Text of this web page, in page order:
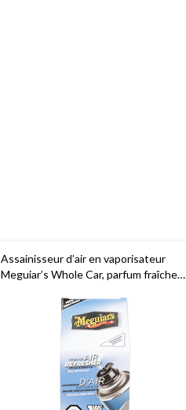
Assainisseur d’air en vaporisateur
Meguiar’s Whole Car, parfum fraîcheur